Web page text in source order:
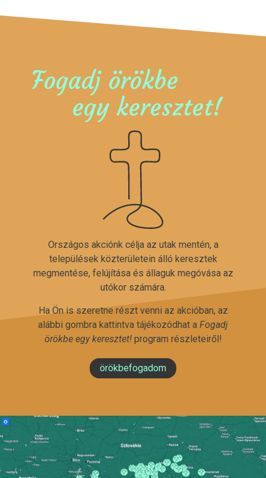
Fogadj örökbe
egy keresztet!
Országos akciónk célja az utak mentén, a
települések közterületein álló keresztek
megmentése, felújítása és állaguk megóvása az
utókor számára.
Ha Ön is szeretne részt venni az akcióban, az
alábbi gombra kattintva tájékozódhat a Fogadj
örökbe egy keresztet!program részleteiről!
örökbefogadom